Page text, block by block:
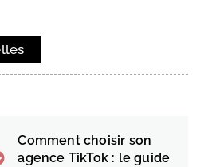
Comment choisir son
agence TikTok : le guide